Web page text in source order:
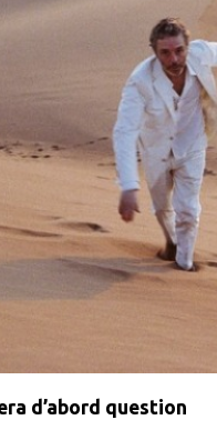
d’abord question